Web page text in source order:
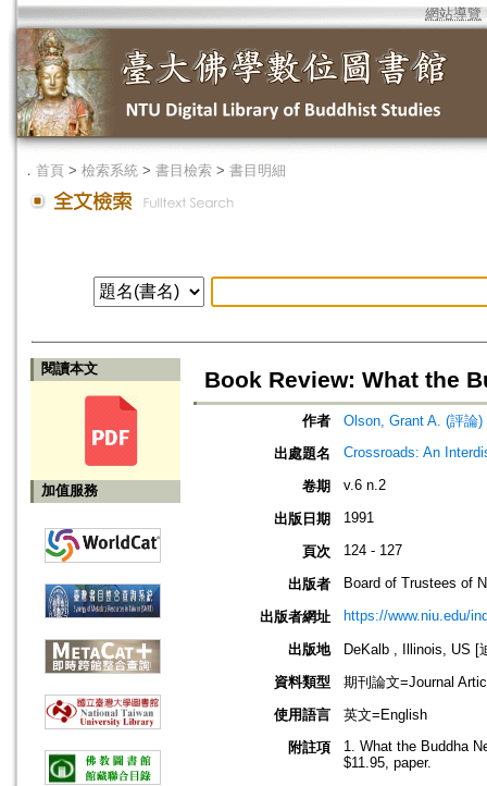
網站導覽
． 首頁 > 檢索系統 > 書目檢索 > 書目明細
閱讀本文
加值服務
Book Review: What the
作者
Olson, Grant A. (評論)
出處題名
Crossroads: An
卷期 v.6 n.2
出版日期 1991
頁次 124 - 127
出版者 Board of Trustees of
出版者網址 https://www.niu.edu/
出版地
DeKalb , Illinois, US [
資料類型
期刊論文=Journal
使用語言
英文=English
附註項
1. What the Buddha
$11.95, paper.